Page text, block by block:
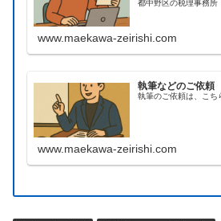
都中野区の税理事務所
www.maekawa-zeirishi.com
執筆などのご依頼
執筆のご依頼は、こち
www.maekawa-zeirishi.com